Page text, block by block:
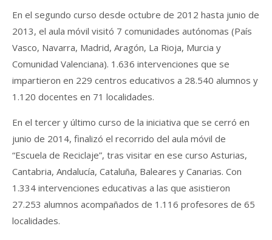
En el segundo curso desde octubre de 2012 hasta junio de
2013, el aula móvil visitó 7 comunidades autónomas (País
Vasco, Navarra, Madrid, Aragón, La Rioja, Murcia y
Comunidad Valenciana). 1.636 intervenciones que se
impartieron en 229 centros educativos a 28.540 alumnos y
1.120 docentes en 71 localidades.
En el tercer y último curso de la iniciativa que se cerró en
junio de 2014, finalizó el recorrido del aula móvil de
“Escuela de Reciclaje”, tras visitar en ese curso Asturias,
Cantabria, Andalucía, Cataluña, Baleares y Canarias. Con
1.334 intervenciones educativas a las que asistieron
27.253 alumnos acompañados de 1.116 profesores de 65
localidades.